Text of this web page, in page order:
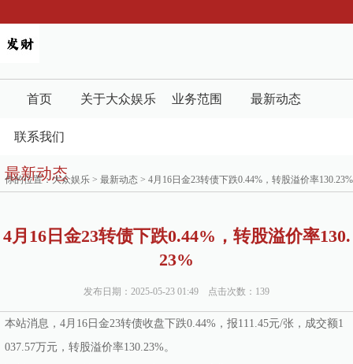
首页 关于大众娱乐 业务范围 最新动态
联系我们
最新动态
你的位置：大众娱乐 > 最新动态 > 4月16日金23转债下跌0.44%，转股溢价率130.23%
4月16日金23转债下跌0.44%，转股溢价率130.
23%
发布日期：2025-05-23 01:49 点击次数：139
本站消息，4月16日金23转债收盘下跌0.44%，报111.45元/张，成交额1
037.57万元，转股溢价率130.23%。